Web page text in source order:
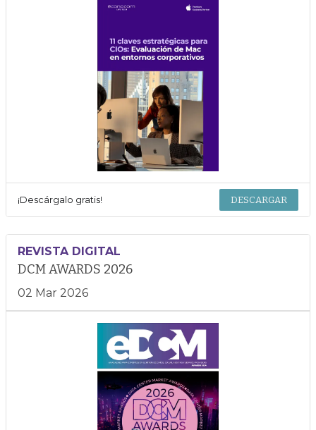
¡Descárgalo gratis! DESCARGAR
REVISTA DIGITAL
DCM AWARDS 2026
02 Mar 2026